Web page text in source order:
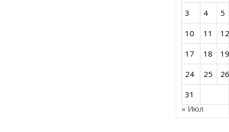
3 4
5
10
11
17
18
24
25
31
« Июл